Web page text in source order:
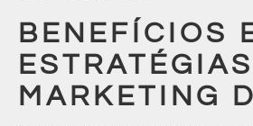
BENEFÍCIOS
MARKETING